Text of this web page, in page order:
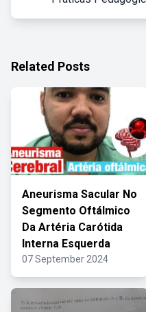
Related Posts
Aneurisma Sacular No
Segmento Oftálmico
Da Artéria Carótida
Interna Esquerda
07 September 2024